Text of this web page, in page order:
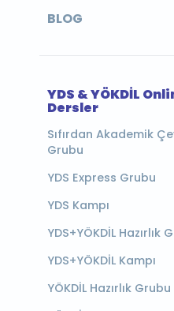
BLOG
YDS & YÖKDİL
Dersler
Sıfırdan Akademik
Grubu
YDS Express Grubu
YDS Kampı
YDS+YÖKDİL Hazırlık
YDS+YÖKDİL Kampı
YÖKDİL Hazırlık Grubu